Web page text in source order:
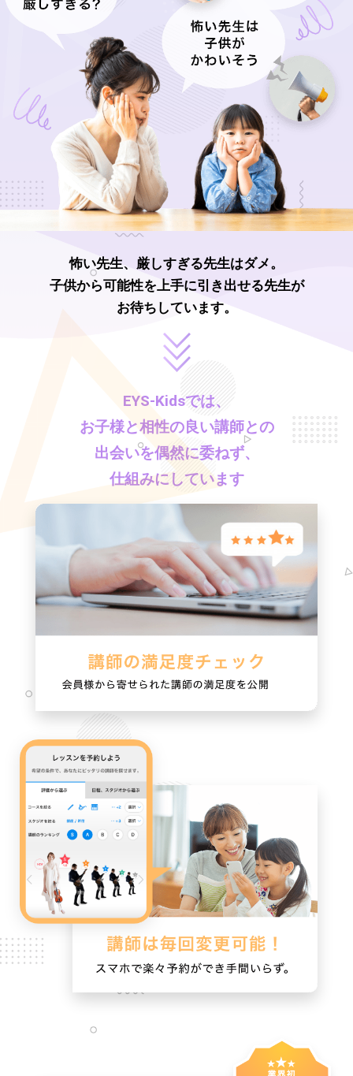
怖い先生、厳しすぎる先生はダメ。
子供から可能性を上手に引き出せる先生が
お待ちしています。
EYS-Kidsでは、
お子様と相性の良い講師との
出会いを偶然に委ねず、
仕組みにしています